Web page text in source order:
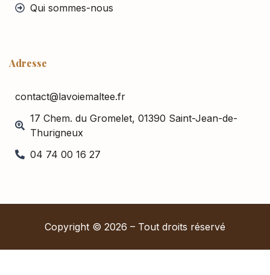
Qui sommes-nous
Adresse
contact@lavoiemaltee.fr
17 Chem. du Gromelet, 01390 Saint-Jean-de-
Thurigneux
04 74 00 16 27
Copyright © 2026 – Tout droits réservé